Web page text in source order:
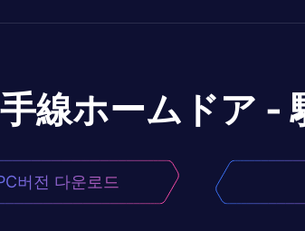
線ホームドア -
버전 다운로드